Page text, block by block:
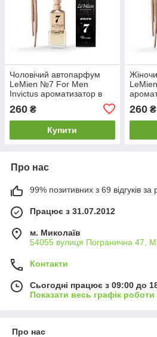
Чоловічий автопарфум
LeMien №7 For Men
Invictus ароматизатор в
260 ₴
Купити
260₴
Про нас
99% позитивних з 69 відгуків за
Працює з 31.07.2012
м. Миколаїв
54055 вулиця Погранична 47,
Контакти
Сьогодні працює з 09:00 до
Показати весь графік роботи
Про нас